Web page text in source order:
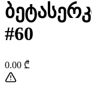
#60
0.00 ₾